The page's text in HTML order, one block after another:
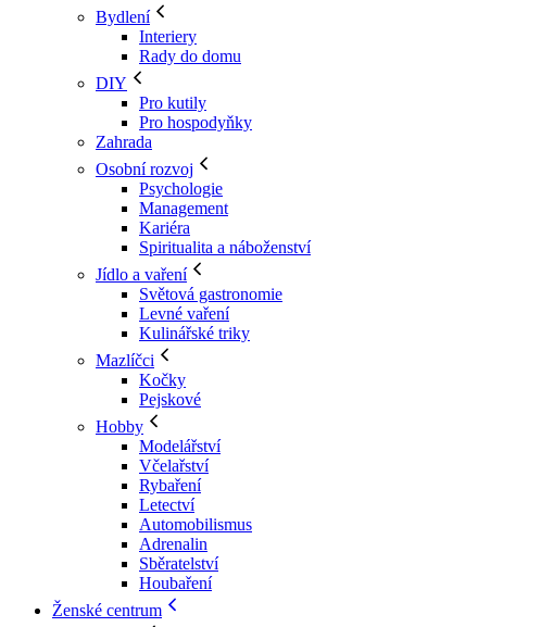
Bydlení
Interiery
Rady do domu
DIY
Pro kutily
Pro hospodyňky
Zahrada
Osobní rozvoj
Psychologie
Management
Kariéra
Spiritualita a náboženství
Jídlo a vaření
Světová gastronomie
Levné vaření
Kulinářské triky
Mazlíčci
Kočky
Pejskové
Hobby
Modelářství
Včelařství
Rybaření
Letectví
Automobilismus
Adrenalin
Sběratelství
Houbaření
Ženské centrum